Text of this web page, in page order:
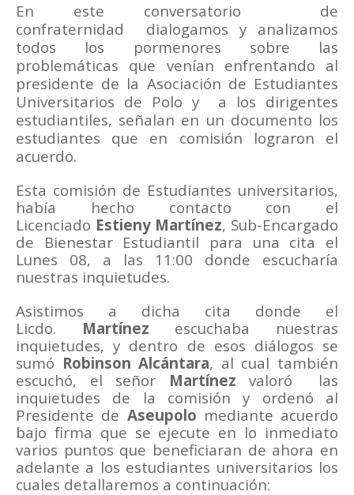
En este conversatorio
de
confraternidad
dialogamos y analizamos
todos los pormenores sobre las
problemáticas que venían enfrentando al
presidente de la Asociación de Estudiantes
Universitarios de Polo y
a los dirigentes
estudiantiles, señalan en un documento los
estudiantes que en comisión lograron el
acuerdo.
Esta comisión de Estudiantes universitarios,
había hecho contacto con el
Licenciado Estieny Martínez, Sub-Encargado
de Bienestar Estudiantil para una cita el
Lunes 08, a las 11:00 donde escucharía
nuestras inquietudes.
Asistimos a dicha cita donde el
Licdo. Martínez escuchaba nuestras
inquietudes, y dentro de esos diálogos se
sumó Robinson Alcántara, al cual también
escuchó, el señor Martínez valoró
las
inquietudes de la comisión y ordenó al
Presidente de Aseupolo mediante acuerdo
bajo firma que se ejecute en lo inmediato
varios puntos que beneficiaran de ahora en
adelante a los estudiantes universitarios los
cuales detallaremos a continuación: